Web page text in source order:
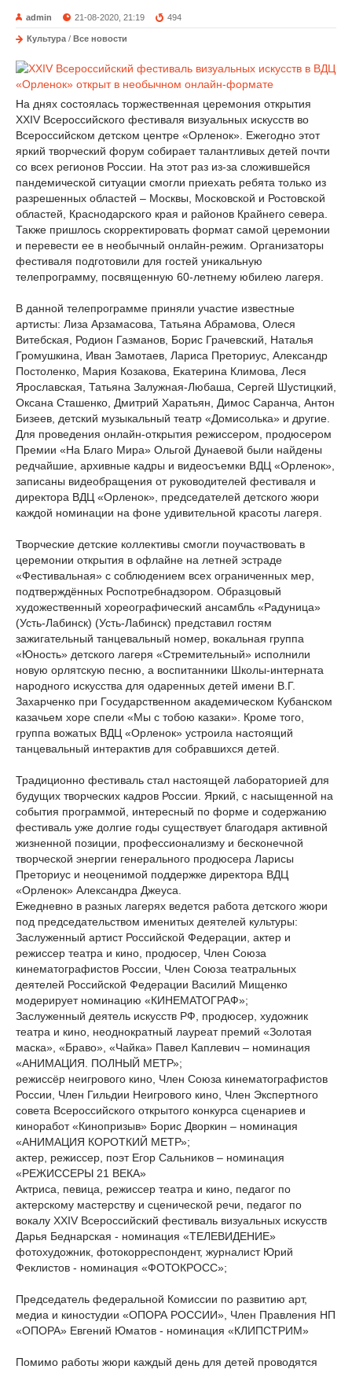
admin 21-08-2020, 21:19 494
Культура / Все новости
На днях состоялась торжественная церемония открытия
XXIV Всероссийского фестиваля визуальных искусств во
Всероссийском детском центре «Орленок». Ежегодно этот
яркий творческий форум собирает талантливых детей почти
со всех регионов России. На этот раз из-за сложившейся
пандемической ситуации смогли приехать ребята только из
разрешенных областей – Москвы, Московской и Ростовской
областей, Краснодарского края и районов Крайнего севера.
Также пришлось скорректировать формат самой церемонии
и перевести ее в необычный онлайн-режим. Организаторы
фестиваля подготовили для гостей уникальную
телепрограмму, посвященную 60-летнему юбилею лагеря.
В данной телепрограмме приняли участие известные
артисты: Лиза Арзамасова, Татьяна Абрамова, Олеся
Витебская, Родион Газманов, Борис Грачевский, Наталья
Громушкина, Иван Замотаев, Лариса Преториус, Александр
Постоленко, Мария Козакова, Екатерина Климова, Леся
Ярославская, Татьяна Залужная-Любаша, Сергей Шустицкий,
Оксана Сташенко, Дмитрий Харатьян, Димос Саранча, Антон
Бизеев, детский музыкальный театр «Домисолька» и другие.
Для проведения онлайн-открытия режиссером, продюсером
Премии «На Благо Мира» Ольгой Дунаевой были найдены
редчайшие, архивные кадры и видеосъемки ВДЦ «Орленок»,
записаны видеобращения от руководителей фестиваля и
директора ВДЦ «Орленок», председателей детского жюри
каждой номинации на фоне удивительной красоты лагеря.
Творческие детские коллективы смогли поучаствовать в
церемонии открытия в офлайне на летней эстраде
«Фестивальная» с соблюдением всех ограниченных мер,
подтверждённых Роспотребнадзором. Образцовый
художественный хореографический ансамбль «Радуница»
(Усть-Лабинск) (Усть-Лабинск) представил гостям
зажигательный танцевальный номер, вокальная группа
«Юность» детского лагеря «Стремительный» исполнили
новую орлятскую песню, а воспитанники Школы-интерната
народного искусства для одаренных детей имени В.Г.
Захарченко при Государственном академическом Кубанском
казачьем хоре спели «Мы с тобою казаки». Кроме того,
группа вожатых ВДЦ «Орленок» устроила настоящий
танцевальный интерактив для собравшихся детей.
Традиционно фестиваль стал настоящей лабораторией для
будущих творческих кадров России. Яркий, с насыщенной на
события программой, интересный по форме и содержанию
фестиваль уже долгие годы существует благодаря активной
жизненной позиции, профессионализму и бесконечной
творческой энергии генерального продюсера Ларисы
Преториус и неоценимой поддержке директора ВДЦ
«Орленок» Александра Джеуса.
Ежедневно в разных лагерях ведется работа детского жюри
под председательством именитых деятелей культуры:
Заслуженный артист Российской Федерации, актер и
режиссер театра и кино, продюсер, Член Союза
кинематографистов России, Член Союза театральных
деятелей Российской Федерации Василий Мищенко
модерирует номинацию «КИНЕМАТОГРАФ»;
Заслуженный деятель искусств РФ, продюсер, художник
театра и кино, неоднократный лауреат премий «Золотая
маска», «Браво», «Чайка» Павел Каплевич – номинация
«АНИМАЦИЯ. ПОЛНЫЙ МЕТР»;
режиссёр неигрового кино, Член Союза кинематографистов
России, Член Гильдии Неигрового кино, Член Экспертного
совета Всероссийского открытого конкурса сценариев и
киноработ «Кинопризыв» Борис Дворкин – номинация
«АНИМАЦИЯ КОРОТКИЙ МЕТР»;
актер, режиссер, поэт Егор Сальников – номинация
«РЕЖИССЕРЫ 21 ВЕКА»
Актриса, певица, режиссер театра и кино, педагог по
актерскому мастерству и сценической речи, педагог по
вокалу XXIV Всероссийский фестиваль визуальных искусств
Дарья Беднарская - номинация «ТЕЛЕВИДЕНИЕ»
фотохудожник, фотокорреспондент, журналист Юрий
Феклистов - номинация «ФОТОКРОСС»;
Председатель федеральной Комиссии по развитию арт,
медиа и киностудии «ОПОРА РОССИИ», Член Правления НП
«ОПОРА» Евгений Юматов - номинация «КЛИПСТРИМ»
Помимо работы жюри каждый день для детей проводятся